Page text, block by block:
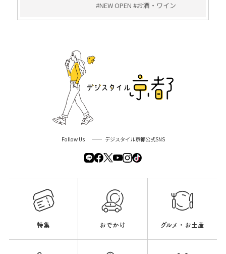
#NEW OPEN #お酒・ワイン
Follow Us デジスタイル京都公式SNS
特集 おでかけ グルメ・お土産